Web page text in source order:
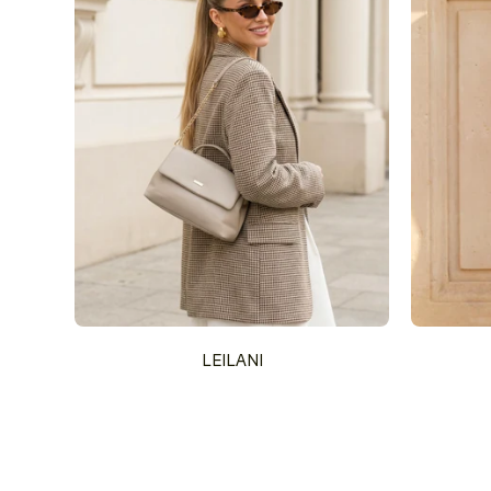
LEILANI